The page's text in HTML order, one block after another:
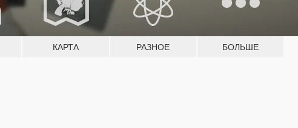
КАРТА РАЗНОЕ БОЛЬШЕ